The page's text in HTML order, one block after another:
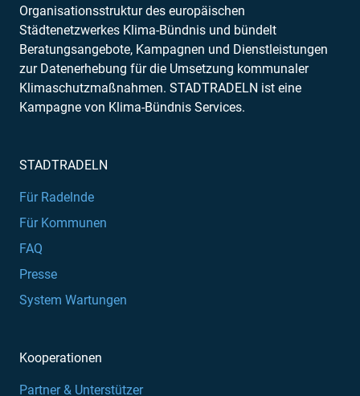
Organisationsstruktur des europäischen
Städtenetzwerkes Klima-Bündnis und bündelt
Beratungsangebote, Kampagnen und Dienstleistungen
zur Datenerhebung für die Umsetzung kommunaler
Klimaschutzmaßnahmen. STADTRADELN ist eine
Kampagne von Klima-Bündnis Services.
STADTRADELN
Für Radelnde
Für Kommunen
FAQ
Presse
System Wartungen
Kooperationen
Partner & Unterstützer